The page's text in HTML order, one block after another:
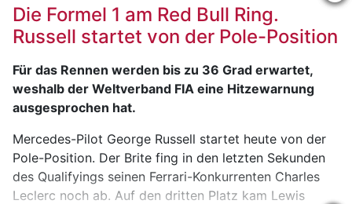
Weltmeister Lando Norris (McLaren) wurde hinter
Isack Hadjar (Red Bull) enttäuschender Siebter, die
Liam Lawson und Arvid Lindblad.
Audi ging als Elfter (Gabriel Bortoleto) und Zwölfter
weiterhin seit dem Saisonauftakt auf den nächsten
Punkt.
Die Formel 1 am Red Bull Ring.
Russell startet von der Pole-Position
Für das Rennen werden bis zu 36 Grad erwartet,
weshalb der Weltverband FIA eine Hitzewarnung
ausgesprochen hat.
Mercedes-Pilot George Russell startet heute von der
Pole-Position. Der Brite fing in den letzten Sekunden
des Qualifyings seinen Ferrari-Konkurrenten Charles
Leclerc noch ab. Auf den dritten Platz kam Lewis